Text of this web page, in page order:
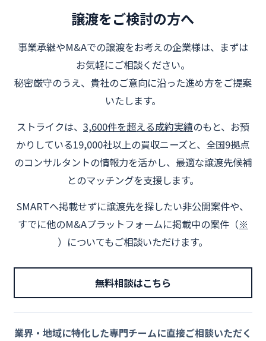
譲渡をご検討の方へ
事業承継やM&Aでの譲渡をお考えの企業様は、まずは
お気軽にご相談ください。
秘密厳守のうえ、貴社のご意向に沿った進め方をご提案
いたします。
ストライクは、 3,600件を超える成約実績のもと、お預
かりしている19,000社以上の買収ニーズと、全国9拠点
のコンサルタントの情報力を活かし、最適な譲渡先候補
とのマッチングを支援します。
SMARTへ掲載せずに譲渡先を探したい非公開案件や、
すでに他のM&Aプラットフォームに掲載中の案件（※
）についてもご相談いただけます。
無料相談はこちら
業界・地域に特化した専門チームに直接ご相談いただく